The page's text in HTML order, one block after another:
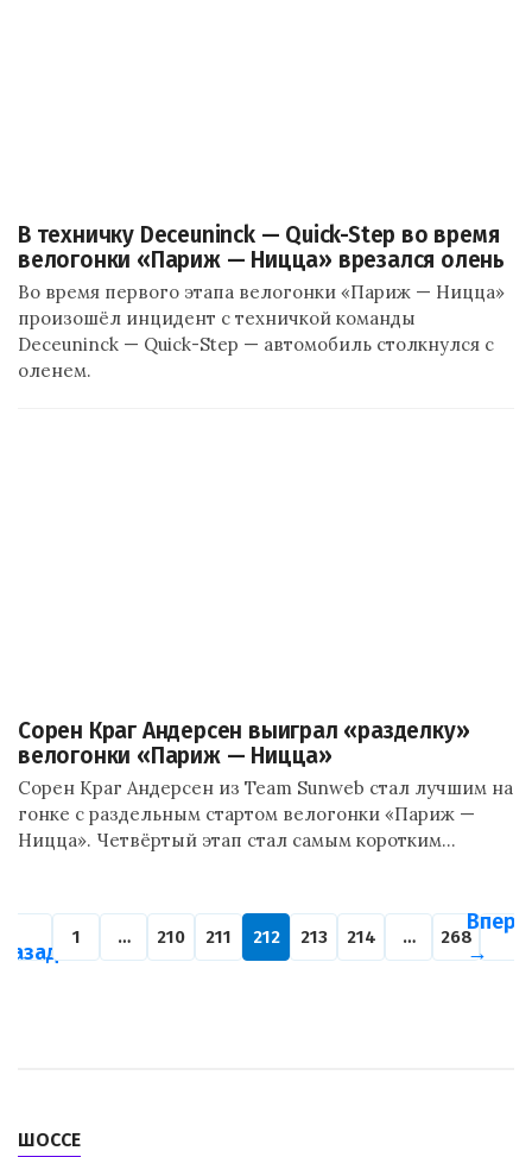
В техничку Deceuninck — Quick-Step во время
велогонки «Париж — Ницца» врезался олень
Во время первого этапа велогонки «Париж — Ницца»
произошёл инцидент с техничкой команды
Deceuninck — Quick-Step — автомобиль столкнулся с
оленем.
Сорен Краг Андерсен выиграл «разделку»
велогонки «Париж — Ницца»
Сорен Краг Андерсен из Team Sunweb стал лучшим на
гонке с раздельным стартом велогонки «Париж —
Ницца». Четвёртый этап стал самым коротким…
1 … 210 211 212 213 214 … 268
→
ШОССЕ